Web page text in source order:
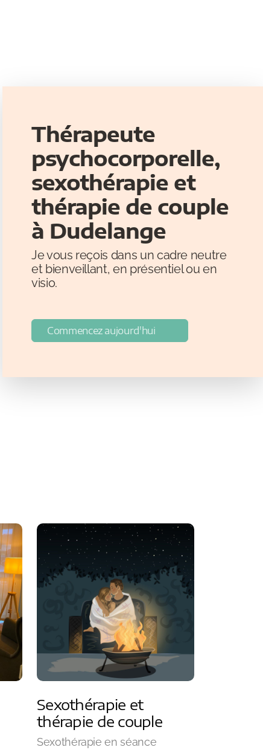
Thérapeute
psychocorporelle,
sexothérapie et
thérapie de couple
à Dudelange
Je vous reçois dans un cadre neutre
et bienveillant, en présentiel ou en
visio.
Commencez aujourd'hui
Sexothérapie et
thérapie de couple
Sexothérapie en séance